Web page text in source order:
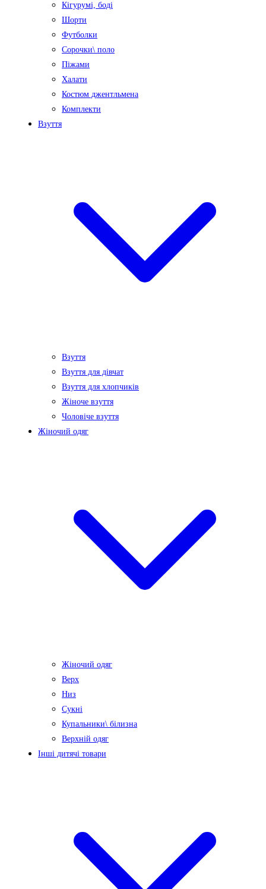
Кігурумі, боді
Шорти
Футболки
Сорочки\ поло
Піжами
Халати
Костюм джентльмена
Комплекти
Взуття
Взуття
Взуття для дівчат
Взуття для хлопчиків
Жіноче взуття
Чоловіче взуття
Жіночий одяг
Жіночий одяг
Верх
Низ
Сукні
Купальники\ білизна
Верхній одяг
Інші дитячі товари